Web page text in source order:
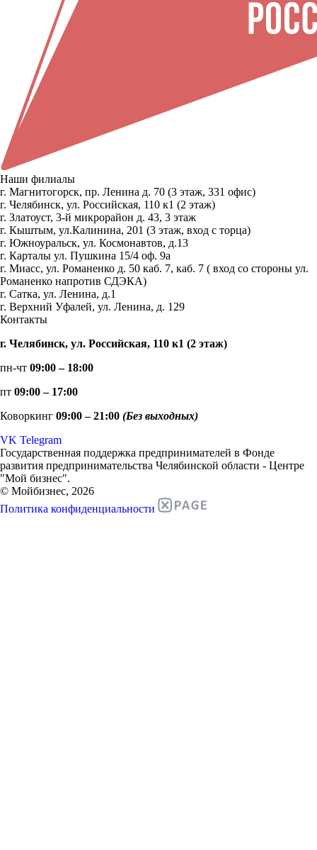
Наши филиалы
г. Магнитогорск, пр. Ленина д. 70 (3 этаж, 331 офис)
г. Челябинск, ул. Российская, 110 к1 (2 этаж)
г. Златоуст, 3-й микрорайон д. 43, 3 этаж
г. Кыштым, ул.Калинина, 201 (3 этаж, вход с торца)
г. Южноуральск, ул. Космонавтов, д.13
г. Карталы ул. Пушкина 15/4 оф. 9а
г. Миасс, ул. Романенко д. 50 каб. 7, каб. 7 ( вход со стороны ул.
Романенко напротив СДЭКА)
г. Сатка, ул. Ленина, д.1
г. Верхний Уфалей, ул. Ленина, д. 129
Контакты
г. Челябинск, ул. Российская, 110 к1 (2 этаж)
пн-чт 09:00 – 18:00
пт 09:00 – 17:00
Коворкинг 09:00 – 21:00 (Без выходных)
VK Telegram
Государственная поддержка предпринимателей в Фонде
развития предпринимательства Челябинской области - Центре
"Мой бизнес".
© Мойбизнес, 2026
Политика конфиденциальности